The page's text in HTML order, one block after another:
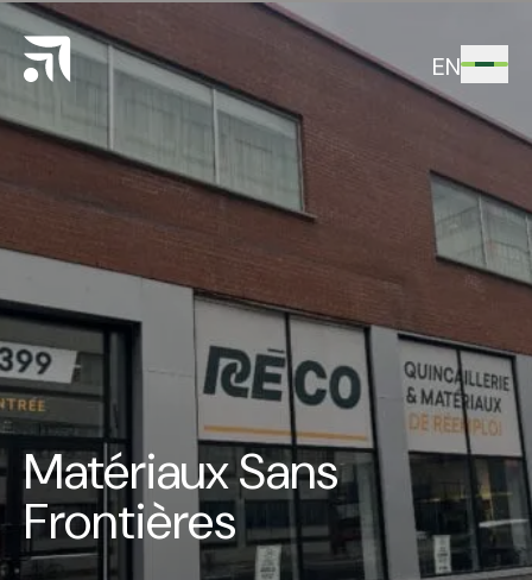
EN
Matériaux Sans
Frontières